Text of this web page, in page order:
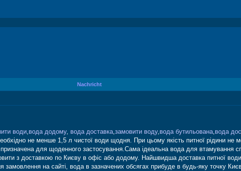
Nachricht
води,вода додому, вода доставка,замовити воду,вода бутильована,вода
не менше 1,5 л чистої води щодня. При цьому якість питної рідини не
для щоденного застосування.Сама ідеальна вода для втамування
з доставкою по Києву в офіс або додому. Найшвидша доставка питної
на сайті, вода в зазначених обсягах прибуде в будь-яку точку